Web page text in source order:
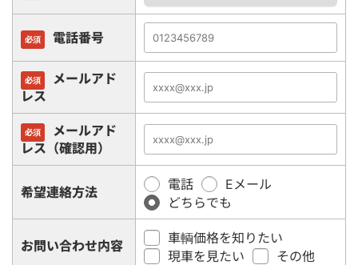
必須 電話番号
必須
メールアド
レス
必須
メールアド
レス（確認用）
希望連絡方法
電話
Eメール
どちらでも
お問い合わせ内容
車輌価格を知りたい
現車を見たい
その他